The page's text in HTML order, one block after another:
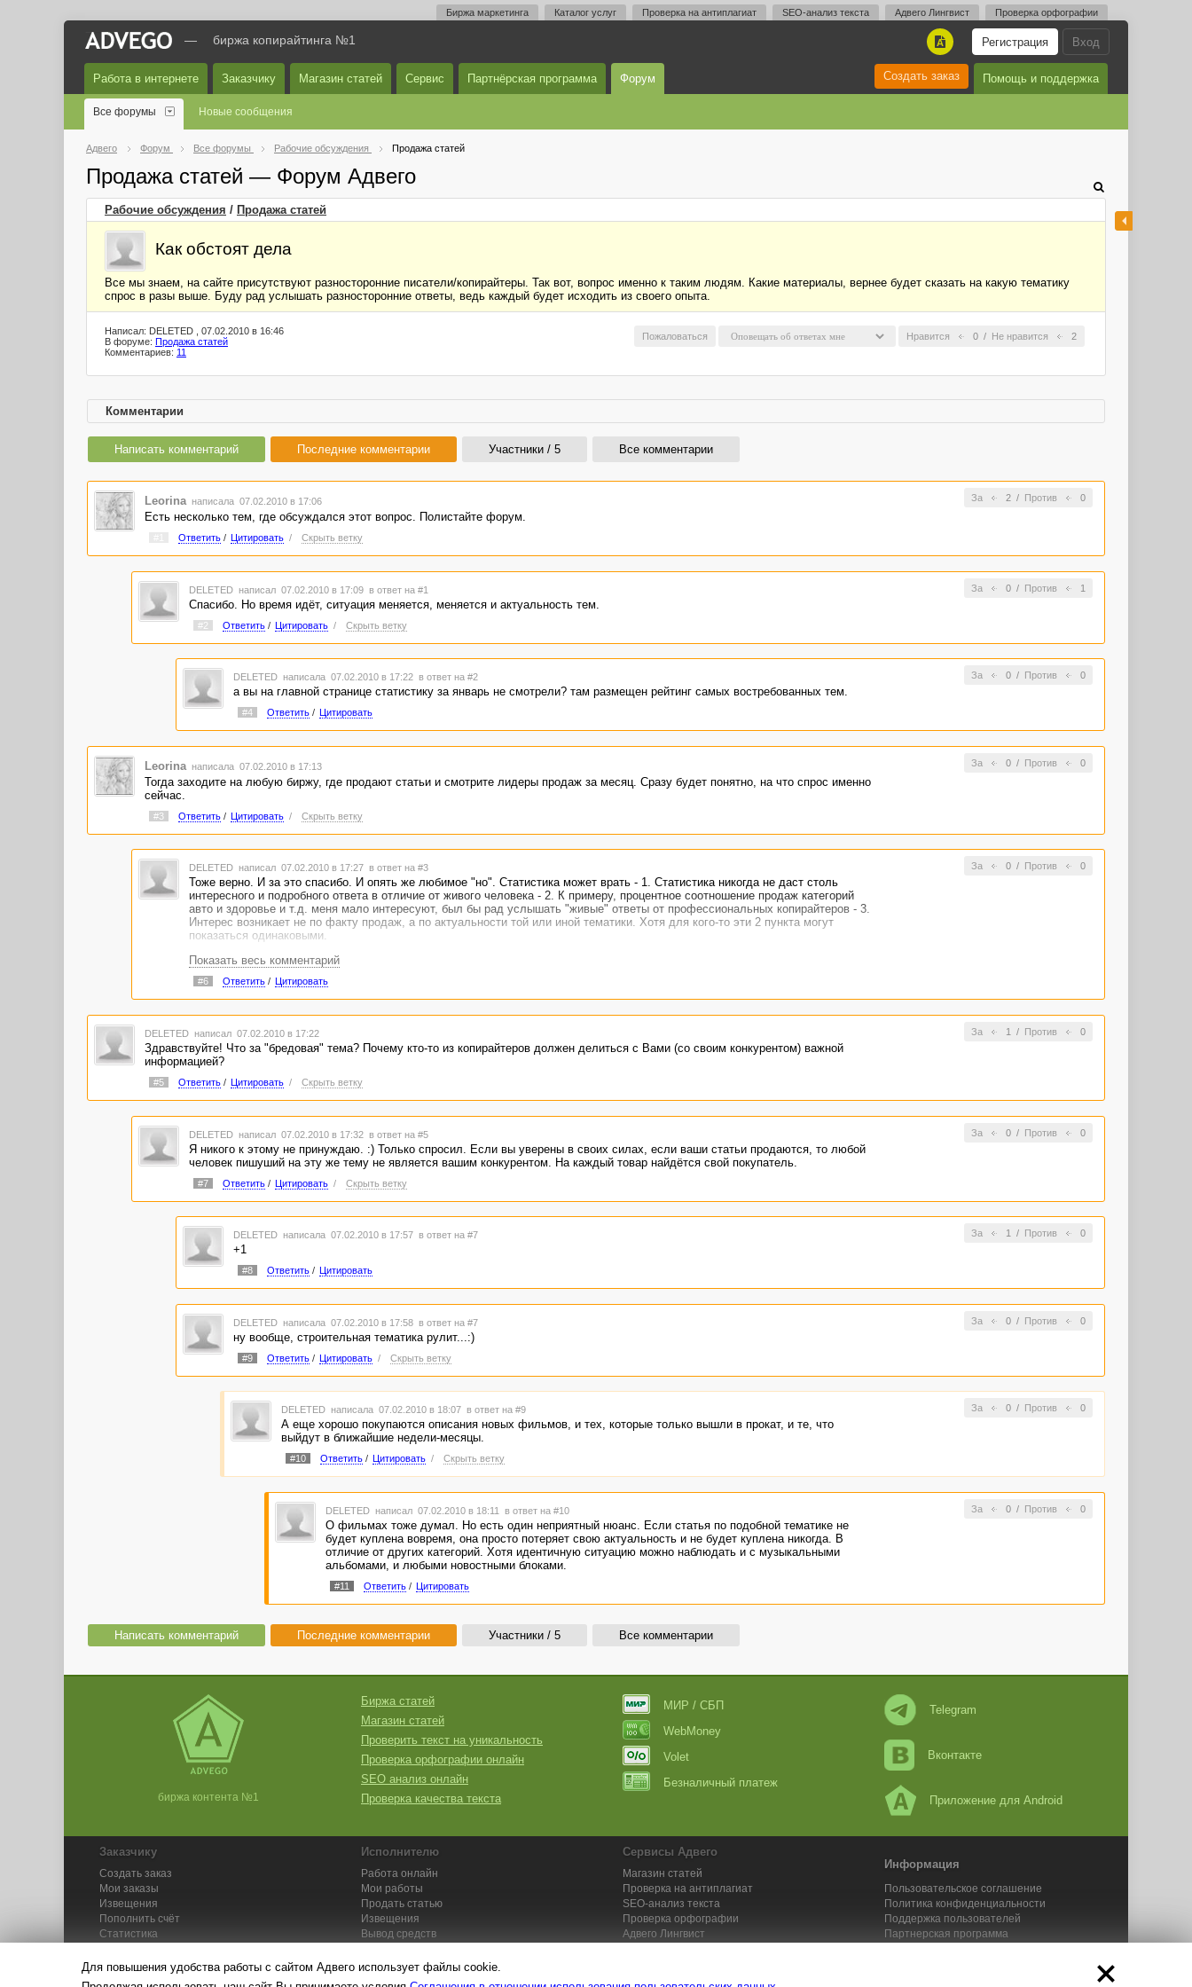
Биржа маркетинга Каталог услуг Проверка на антиплагиат SEO-анализ текста Адвего Лингвист Проверка орфографии
Вход
Регистрация
A
— биржа копирайтинга №1
Работа в интернете Заказчику Магазин статей Сервис Партнёрская программа Форум Помощь и поддержка
Создать заказ
Все форумы Новые сообщения
Адвего Форум Все форумы Рабочие обсуждения Продажа статей
Продажа статей — Форум Адвего
Рабочие обсуждения / Продажа статей
Как обстоят дела
Все мы знаем, на сайте присутствуют разносторонние писатели/копирайтеры. Так вот, вопрос именно к таким людям. Какие материалы, вернее будет сказать на какую тематику
спрос в разы выше. Буду рад услышать разносторонние ответы, ведь каждый будет исходить из своего опыта.
Нравится 0 / Не нравится 2
Пожаловаться
Написал: DELETED , 07.02.2010 в 16:46
В форуме: Продажа статей
Комментариев: 11
Комментарии
Написать комментарий Последние комментарии Участники / 5 Все комментарии
За 2/ Против 0
Leorina написала 07.02.2010 в 17:06
Есть несколько тем, где обсуждался этот вопрос. Полистайте форум.
Ответить/ Цитировать / Скрыть ветку
За 0/ Против 1
DELETED написал 07.02.2010 в 17:09 в ответ на #1
Спасибо. Но время идёт, ситуация меняется, меняется и актуальность тем.
#2 Ответить/ Цитировать / Скрыть ветку
За 0/ Против 0
DELETED написала 07.02.2010 в 17:22 в ответ на #2
а вы на главной странице статистику за январь не смотрели? там размещен рейтинг самых востребованных тем.
#4 Ответить/ Цитировать
За 0/ Против 0
Leorina написала 07.02.2010 в 17:13
Тогда заходите на любую биржу, где продают статьи и смотрите лидеры продаж за месяц. Сразу будет понятно, на что спрос именно
сейчас.
#3 Ответить/ Цитировать / Скрыть ветку
За 0/ Против 0
DELETED написал 07.02.2010 в 17:27 в ответ на #3
Тоже верно. И за это спасибо. И опять же любимое "но". Статистика может врать - 1. Статистика никогда не даст столь
интересного и подробного ответа в отличие от живого человека - 2. К примеру, процентное соотношение продаж категорий
авто и здоровье и т.д. меня мало интересуют, был бы рад услышать "живые" ответы от профессиональных копирайтеров - 3.
Интерес возникает не по факту продаж, а по актуальности той или иной тематики. Хотя для кого-то эти 2 пункта могут
показаться одинаковыми.
PS: За январь статистику смотрел. :)
Показать весь комментарий
#6 Ответить/ Цитировать
За 1 / Против 0
DELETED написал 07.02.2010 в 17:22
Здравствуйте! Что за "бредовая" тема? Почему кто-то из копирайтеров должен делиться с Вами (со своим конкурентом) важной
информацией?
#5 Ответить/ Цитировать / Скрыть ветку
За 0/ Против 0
DELETED написал 07.02.2010 в 17:32 в ответ на #5
Я никого к этому не принуждаю. :) Только спросил. Если вы уверены в своих силах, если ваши статьи продаются, то любой
человек пишуший на эту же тему не является вашим конкурентом. На каждый товар найдётся свой покупатель.
#7 Ответить/ Цитировать / Скрыть ветку
За 1 / Против 0
DELETED написала 07.02.2010 в 17:57 в ответ на #7
+1
#8 Ответить/ Цитировать
За 0/ Против 0
DELETED написала 07.02.2010 в 17:58 в ответ на #7
ну вообще, строительная тематика рулит...:)
#9 Ответить/ Цитировать / Скрыть ветку
За 0/ Против 0
DELETED написала 07.02.2010 в 18:07 в ответ на #9
А еще хорошо покупаются описания новых фильмов, и тех, которые только вышли в прокат, и те, что
выйдут в ближайшие недели-месяцы.
#10 Ответить/ Цитировать / Скрыть ветку
За 0/ Против 0
DELETED написал 07.02.2010 в 18:11 в ответ на #10
О фильмах тоже думал. Но есть один неприятный нюанс. Если статья по подобной тематике не
будет куплена вовремя, она просто потеряет свою актуальность и не будет куплена никогда. В
отличие от других категорий. Хотя идентичную ситуацию можно наблюдать и с музыкальными
альбомами, и любыми новостными блоками.
#11 Ответить/ Цитировать
Написать комментарий Последние комментарии Участники / 5 Все комментарии
биржа контента №1
Биржа статей
Магазин статей
Проверить текст на уникальность
Проверка орфографии онлайн
SEO анализ онлайн
Проверка качества текста
МИР / СБП
WebMoney
Volet
Безналичный платеж
Telegram
Вконтакте
Приложение для Android
Заказчику
Создать заказ
Мои заказы
Извещения
Пополнить счёт
Статистика
Исполнителю
Работа онлайн
Мои работы
Продать статью
Извещения
Вывод средств
Сервисы Адвего
Магазин статей
Проверка на антиплагиат
SEO-анализ текста
Проверка орфографии
Адвего Лингвист
Информация
Пользовательское соглашение
Политика конфиденциальности
Поддержка пользователей
Партнерская программа
Для повышения удобства работы с сайтом Адвего использует файлы cookie.